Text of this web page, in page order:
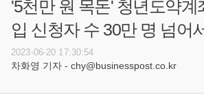
'5천만 원 목돈' 청년도약계
입 신청자 수 30만 명 넘어
2023-06-20 17:30:54
차화영 기자 - chy@businesspost.co.kr